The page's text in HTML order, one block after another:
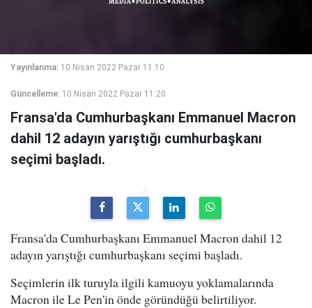
Yayınlanma: 10 Nisan 2022 Pazar 11:10
Güncelleme: 10 Nisan 2022 Pazar 11:20
Fransa'da Cumhurbaşkanı Emmanuel Macron
dahil 12 adayın yarıştığı cumhurbaşkanı
seçimi başladı.
Fransa'da Cumhurbaşkanı Emmanuel Macron dahil 12
adayın yarıştığı cumhurbaşkanı seçimi başladı.
Seçimlerin ilk turuyla ilgili kamuoyu yoklamalarında
Macron ile Le Pen'in önde göründüğü belirtiliyor.